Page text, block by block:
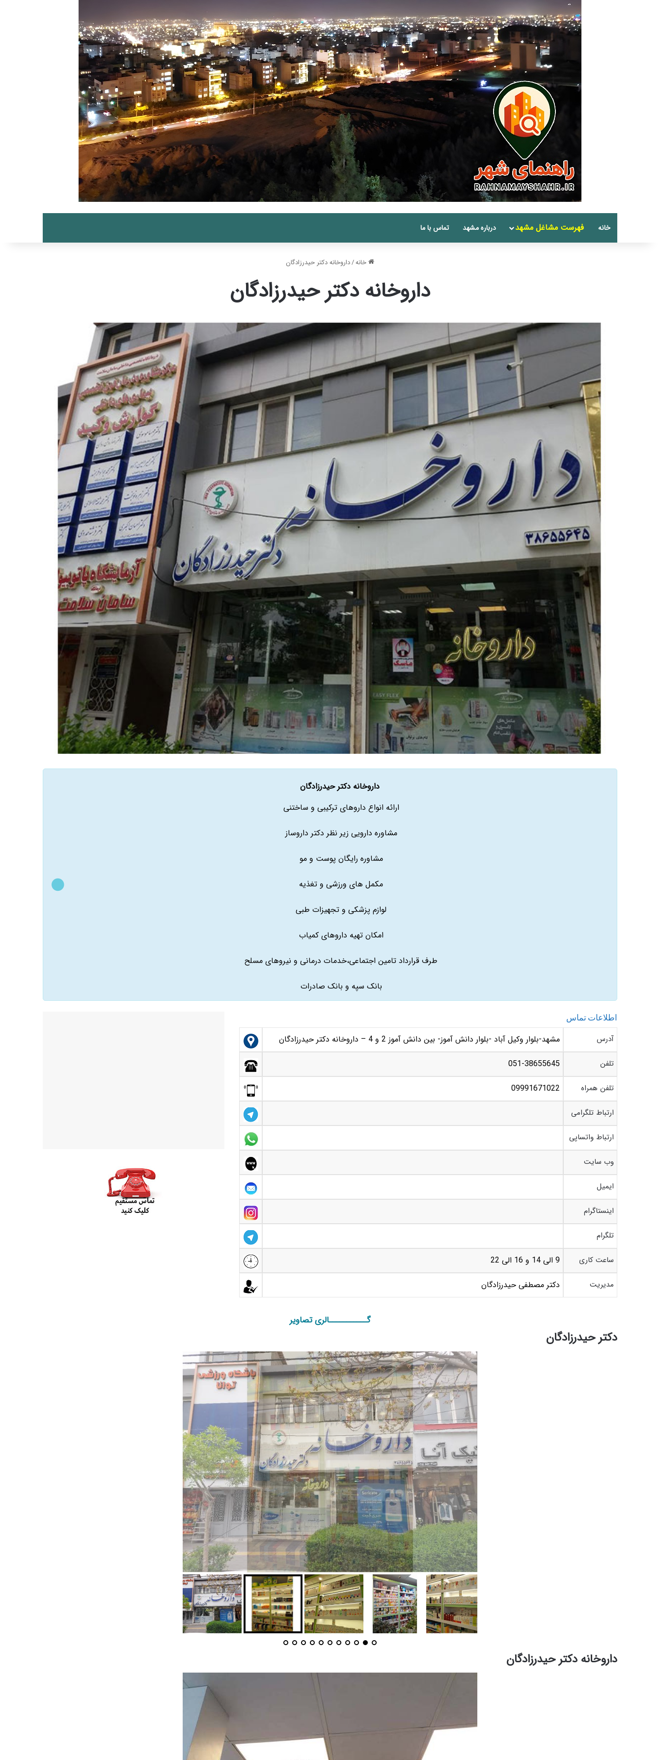
خانه فهرست مشاغل مشهد درباره مشهد تماس با ما
خانه/داروخانه دکتر حیدرزادگان
داروخانه دکتر حیدرزادگان
داروخانه دکتر حیدرزادگان
ارائه انواع داروهای ترکیبی و ساختنی
مشاوره دارویی زیر نظر دکتر داروساز
مشاوره رایگان پوست و مو
مکمل های ورزشی و تغذیه
لوازم پزشکی و تجهیزات طبی
امکان تهیه داروهای کمیاب
طرف قرارداد تامین اجتماعی،خدمات درمانی و نیروهای مسلح
بانک سپه و بانک صادرات
اطلاعات تماس
آدرس مشهد-بلوار وکیل آباد -بلوار دانش آموز- بین دانش آموز 2 و 4 – داروخانه دکتر حیدرزادگان
تلفن 051-38655645
تلفن همراه 09991671022
ارتباط تلگرامی
ارتباط واتساپی
وب سایت
ایمیل
اینستاگرام
تلگرام
ساعت کاری 9 الی 14 و 16 الی 22
مدیریت دکتر مصطفی حیدرزادگان
گـــــــــــالری تصاویر
دکتر حیدرزادگان
داروخانه دکتر حیدرزادگان